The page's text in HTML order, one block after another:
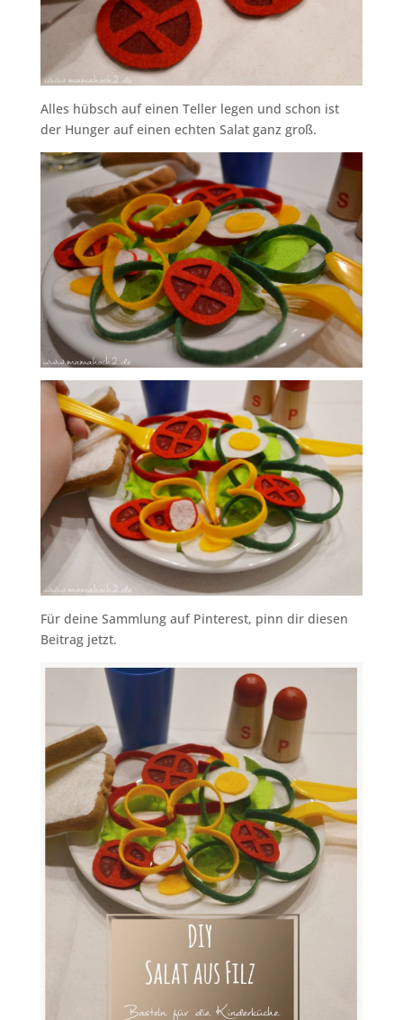
Alles hübsch auf einen Teller legen und schon ist
der Hunger auf einen echten Salat ganz groß.
Für deine Sammlung auf Pinterest, pinn dir diesen
Beitrag jetzt.